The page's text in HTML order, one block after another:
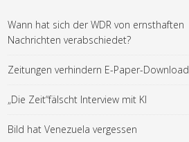
Wann hat sich der WDR von ernsthaften
Nachrichten verabschiedet?
Zeitungen verhindern E-Paper-Download
„Die Zeit“fälscht Interview mit KI
Bild hat Venezuela vergessen